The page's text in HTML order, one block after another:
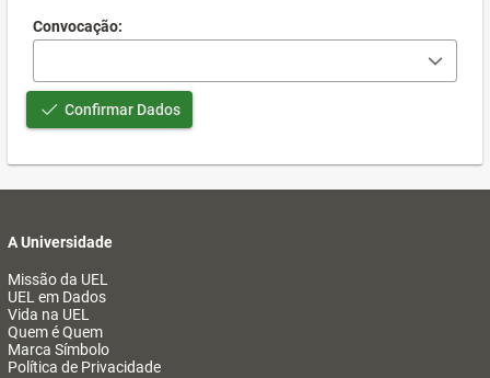
Convocação:
Confirmar Dados
A Universidade
Missão da UEL
UEL em Dados
Vida na UEL
Quem é Quem
Marca Símbolo
Política de Privacidade